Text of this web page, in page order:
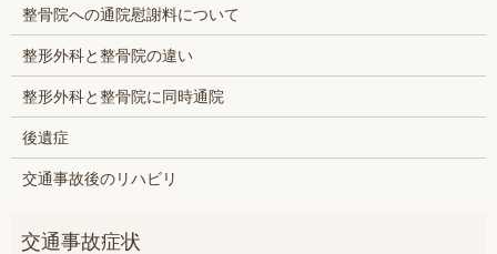
整骨院への通院慰謝料について
整形外科と整骨院の違い
整形外科と整骨院に同時通院
後遺症
交通事故後のリハビリ